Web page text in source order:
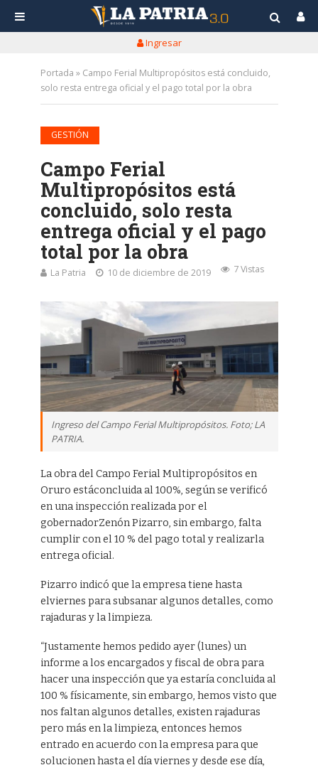
Ingresar
Portada » Campo Ferial Multipropósitos está concluido,
solo resta entrega oficial y el pago total por la obra
GESTIÓN
Campo Ferial
Multipropósitos está
concluido, solo resta
entrega oficial y el pago
total por la obra
La Patria 10 de diciembre de 2019 7 Vistas
Ingreso del Campo Ferial Multipropósitos. Foto; LA
PATRIA.
La obra del Campo Ferial Multipropósitos en
Oruro estáconcluida al 100%, según se verificó
en una inspección realizada por el
gobernadorZenón Pizarro, sin embargo, falta
cumplir con el 10 % del pago total y realizarla
entrega oficial.
Pizarro indicó que la empresa tiene hasta
elviernes para subsanar algunos detalles, como
rajaduras y la limpieza.
“Justamente hemos pedido ayer (lunes) un
informe a los encargados y fiscal de obra para
hacer una inspección que ya estaría concluida al
100 % físicamente, sin embargo, hemos visto que
nos faltan algunos detalles, existen rajaduras
pero más en la limpieza, entonces hemos
entrado en acuerdo con la empresa para que
solucionen hasta el día viernes y desde ese día,